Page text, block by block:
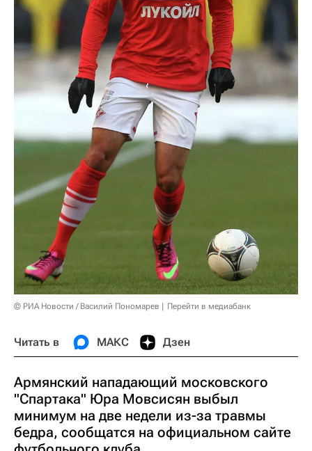
© РИА Новости / Василий Пономарев Перейти в медиабанк
Читать в МАКС Дзен
Армянский нападающий московского
"Спартака" Юра Мовсисян выбыл
минимум на две недели из-за травмы
бедра, сообщатся на официальном сайте